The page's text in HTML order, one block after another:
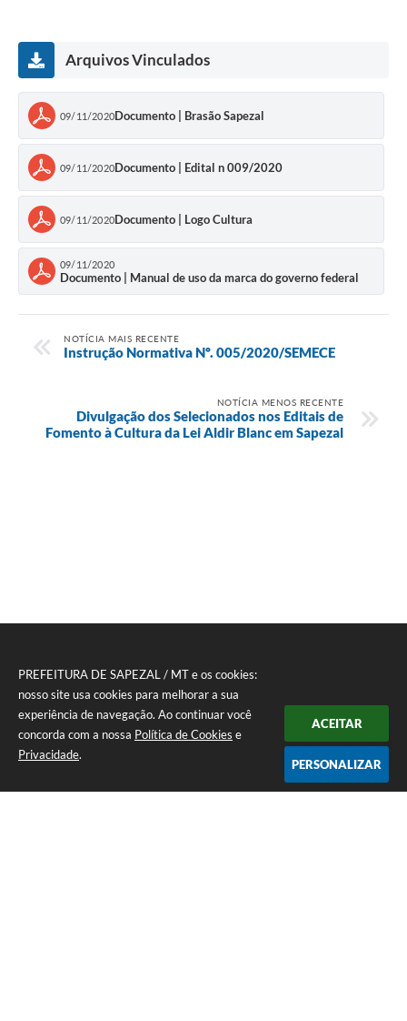
PREFEITURA DE SAPEZAL / MT e os cookies:
nosso site usa cookies para melhorar a sua
experiência de navegação. Ao continuar você
concorda com a nossa Política de Cookies e
Privacidade.
ACEITAR
PERSONALIZAR
Arquivos Vinculados
09/11/2020Documento | Brasão Sapezal
09/11/2020Documento | Edital n 009/2020
09/11/2020Documento | Logo Cultura
09/11/2020
Documento | Manual de uso da marca do governo federal
NOTÍCIA MAIS RECENTE
Instrução Normativa Nº. 005/2020/SEMECE
NOTÍCIA MENOS RECENTE
Divulgação dos Selecionados nos Editais de
Fomento à Cultura da Lei Aldir Blanc em Sapezal